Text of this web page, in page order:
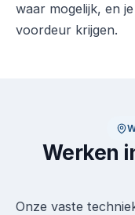
waar mogelijk, en
voordeur krijgen.
Werken
Onze vaste